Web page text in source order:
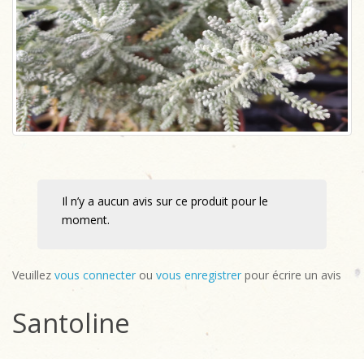
Il n’y a aucun avis sur ce produit pour le
moment.
Veuillez vous connecter ou vous enregistrer pour écrire un avis
Santoline